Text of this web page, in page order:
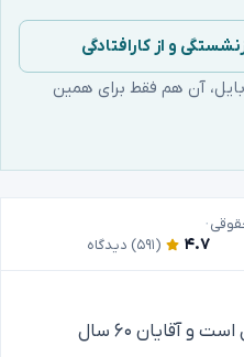
و از کارافتادگی
آن هم فقط برای همین
۴.۷ (۵۹۱) دیدگاه